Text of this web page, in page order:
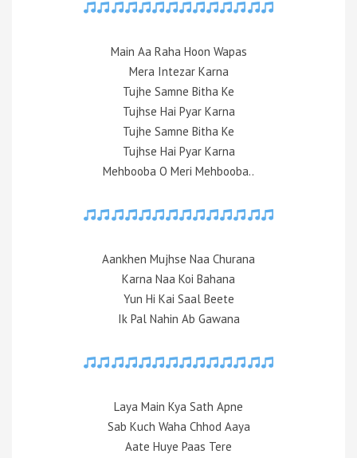
Main Aa Raha Hoon Wapas
Mera Intezar Karna
Tujhe Samne Bitha Ke
Tujhse Hai Pyar Karna
Tujhe Samne Bitha Ke
Tujhse Hai Pyar Karna
Mehbooba O Meri Mehbooba..
Aankhen Mujhse Naa Churana
Karna Naa Koi Bahana
Yun Hi Kai Saal Beete
Ik Pal Nahin Ab Gawana
Laya Main Kya Sath Apne
Sab Kuch Waha Chhod Aaya
Aate Huye Paas Tere